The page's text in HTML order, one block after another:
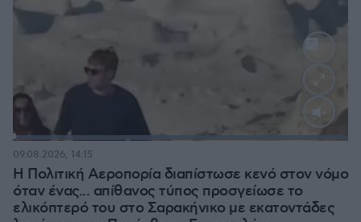
:
Η Πολιτική Αεροπορία διαπίστωσε κενό στον νόμο
όταν ένας... απίθανος τύπος προσγείωσε το
ελικόπτερό του στο Σαρακήνικο με εκατοντάδες
09.08.2026, 14:15